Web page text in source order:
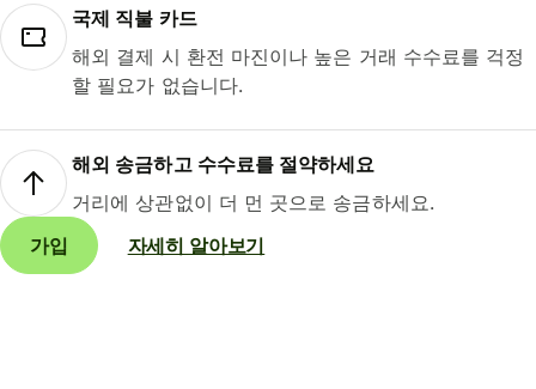
국제 직불 카드
해외 결제 시 환전 마진이나 높은 거래 수수료를 걱정
할 필요가 없습니다.
해외 송금하고 수수료를 절약하세요
거리에 상관없이 더 먼 곳으로 송금하세요.
가입
자세히 알아보기